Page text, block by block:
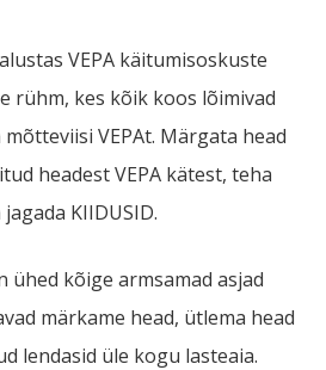
VEPA käitumisoskuste
rühm, kes kõik koos lõimivad
VEPAt. Märgata head
headest VEPA kätest, teha
KIIDUSID.
ühed kõige armsamad asjad
märkame head, ütlema head
lendasid üle kogu lasteaia.